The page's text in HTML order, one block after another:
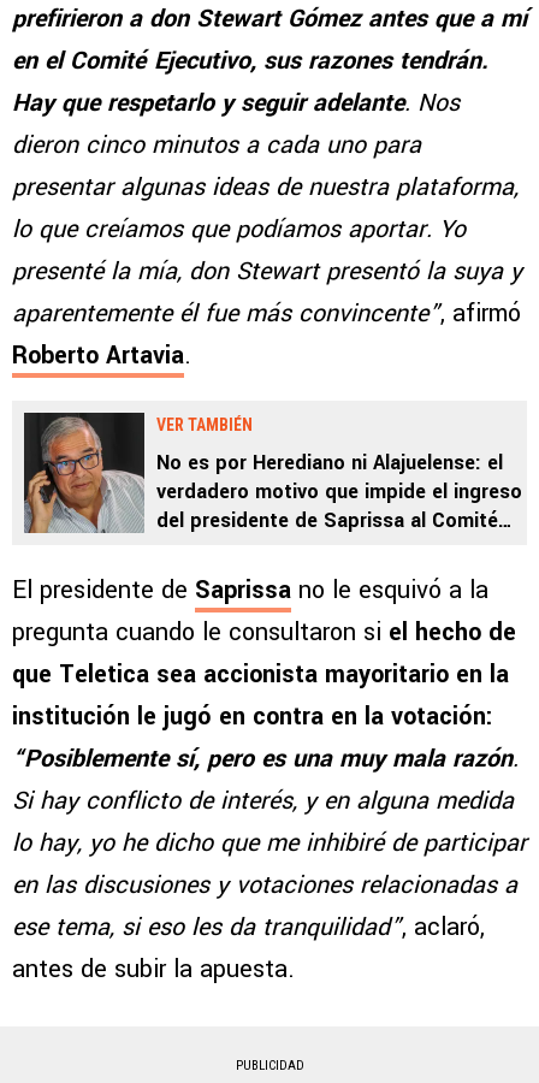
prefirieron a don Stewart Gómez antes que a mí
en el Comité Ejecutivo, sus razones tendrán.
Hay que respetarlo y seguir adelante. Nos
dieron cinco minutos a cada uno para
presentar algunas ideas de nuestra plataforma,
lo que creíamos que podíamos aportar. Yo
presenté la mía, don Stewart presentó la suya y
aparentemente él fue más convincente”, afirmó
Roberto Artavia.
VER TAMBIÉN
No es por Herediano ni Alajuelense: el
verdadero motivo que impide el ingreso
del presidente de Saprissa al Comité
El presidente de Saprissa no le esquivó a la
pregunta cuando le consultaron si el hecho de
que Teletica sea accionista mayoritario en la
institución le jugó en contra en la votación:
“Posiblemente sí, pero es una muy mala razón.
Si hay conflicto de interés, y en alguna medida
lo hay, yo he dicho que me inhibiré de participar
en las discusiones y votaciones relacionadas a
ese tema, si eso les da tranquilidad”, aclaró,
antes de subir la apuesta.
PUBLICIDAD